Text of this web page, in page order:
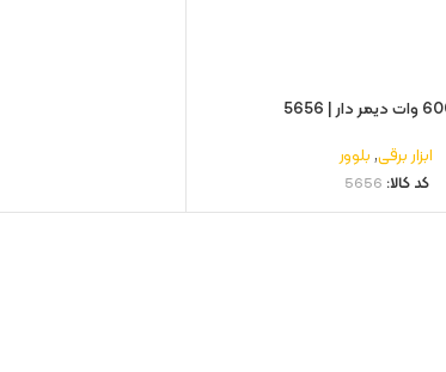
ابزار برقی,بلوور
کد کالا: 5656